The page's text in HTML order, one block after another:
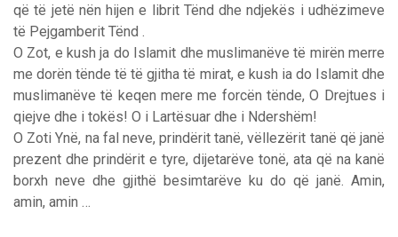
që të jetë nën hijen e librit Tënd dhe ndjekës i udhëzimeve
të Pejgamberit Tënd .
O Zot, e kush ja do Islamit dhe muslimanëve të mirën merre
me dorën tënde të të gjitha të mirat, e kush ia do Islamit dhe
muslimanëve të keqen mere me forcën tënde, O Drejtues i
qiejve dhe i tokës! O i Lartësuar dhe i Ndershëm!
O Zoti Ynë, na fal neve, prindërit tanë, vëllezërit tanë që janë
prezent dhe prindërit e tyre, dijetarëve tonë, ata që na kanë
borxh neve dhe gjithë besimtarëve ku do që janë. Amin,
amin, amin …